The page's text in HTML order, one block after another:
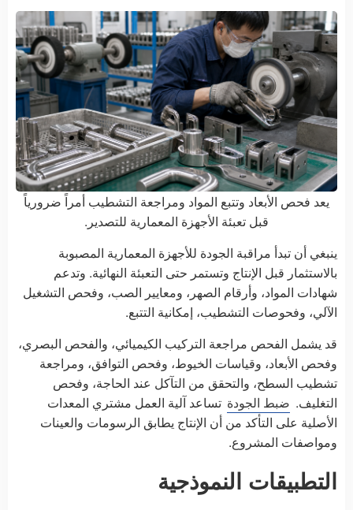
يعد فحص الأبعاد وتتبع المواد ومراجعة التشطيب أمراً ضرورياً
قبل تعبئة الأجهزة المعمارية للتصدير.
ينبغي أن تبدأ مراقبة الجودة للأجهزة المعمارية المصبوبة
بالاستثمار قبل الإنتاج وتستمر حتى التعبئة النهائية. وتدعم
شهادات المواد، وأرقام الصهر، ومعايير الصب، وفحص التشغيل
الآلي، وفحوصات التشطيب، إمكانية التتبع.
قد يشمل الفحص مراجعة التركيب الكيميائي، والفحص البصري،
وفحص الأبعاد، وقياسات الخيوط، وفحص التوافق، ومراجعة
تشطيب السطح، والتحقق من التآكل عند الحاجة، وفحص
التغليف. ضبط الجودة تساعد آلية العمل مشتري المعدات
الأصلية على التأكد من أن الإنتاج يطابق الرسومات والعينات
ومواصفات المشروع.
التطبيقات النموذجية